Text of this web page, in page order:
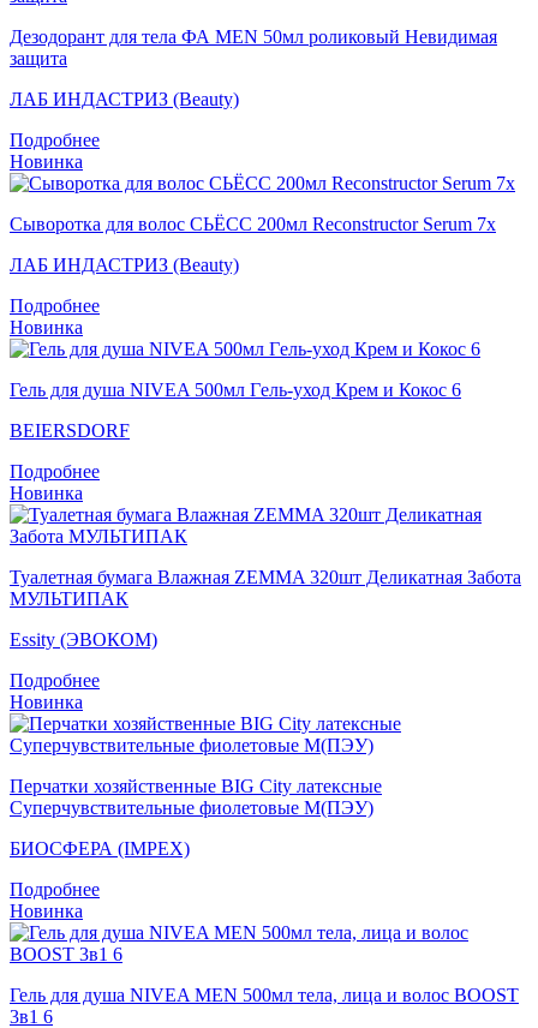
Дезодорант для тела ФА MEN 50мл роликовый Невидимая
защита
ЛАБ ИНДАСТРИЗ (Beauty)
Подробнее
Новинка
Сыворотка для волос СЬЁСС 200мл Reconstructor Serum 7x
ЛАБ ИНДАСТРИЗ (Beauty)
Подробнее
Новинка
Гель для душа NIVEA 500мл Гeль-уход Крем и Кокос 6
BEIERSDORF
Подробнее
Новинка
Туалетная бумага Влажная ZEMMA 320шт Деликатная Забота
МУЛЬТИПАК
Essity (ЭВОКОМ)
Подробнее
Новинка
Перчатки хозяйственные BIG City латексные
Суперчувствительные фиолетовые M(ПЭУ)
БИОСФЕРА (IMPEX)
Подробнее
Новинка
Гель для душа NIVEA MEN 500мл тела, лица и волос BOOST
3в1 6